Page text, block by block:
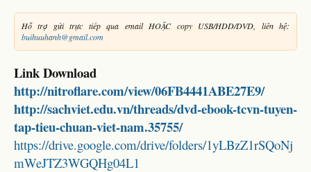
Hỗ trợ gửi trực tiếp qua email HOẶC copy USB/HDD/DVD, liên hệ:
buihuuhanh@gmail.com
Link Download
http://nitroflare.com/view/06FB4441ABE27E9/
http://sachviet.edu.vn/threads/dvd-ebook-tcvn-tuyen-
tap-tieu-chuan-viet-nam.35755/
https://drive.google.com/drive/folders/1yLBzZ1rSQoNj
mWeJTZ3WGQHg04L1